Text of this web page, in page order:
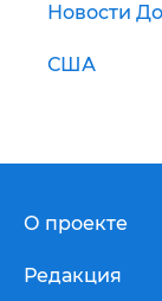
Новости
США
О проекте
Редакция